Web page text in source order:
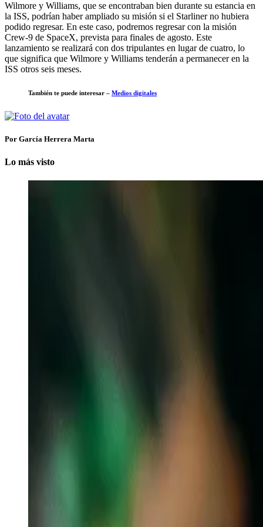
Wilmore y Williams, que se encontraban bien durante su estancia en
la ISS, podrían haber ampliado su misión si el Starliner no hubiera
podido regresar. En este caso, podremos regresar con la misión
Crew-9 de SpaceX, prevista para finales de agosto. Este
lanzamiento se realizará con dos tripulantes en lugar de cuatro, lo
que significa que Wilmore y Williams tenderán a permanecer en la
ISS otros seis meses.
También te puede interesar – Medios digitales
Por García Herrera Marta
Lo más visto